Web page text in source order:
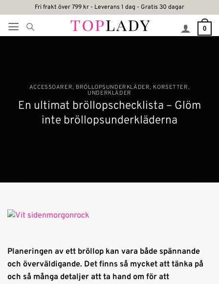
content
Fri frakt över 799 kr - Leverans 1 dag - Gratis 30 dagar
0
ACCESSOARER, BRÖLLOPSUNDERKLÄDER, KORSETTER,
UNDERKLÄDER
En ultimat bröllopschecklista – Glöm
inte bröllopsunderkläderna
Planeringen av ett bröllop kan vara både spännande
och överväldigande. Det finns så mycket att tänka på
och så många detaljer att ta hand om för att